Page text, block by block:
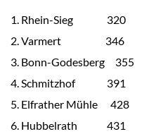
1. Rhein-Sieg 320
2. Varmert 346
3. Bonn-Godesberg 355
4. Schmitzhof 391
5. Elfrather Mühle 428
6. Hubbelrath 431